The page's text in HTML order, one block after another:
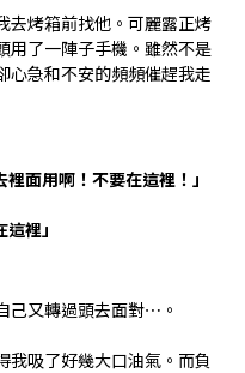
去烤箱前找他。可麗露正烤
用了一陣子手機。雖然不是
心急和不安的頻頻催趕我走
面用啊！不要在這裡！」
裡」
己又轉過頭去面對⋯。
我吸了好幾大口油氣。而負